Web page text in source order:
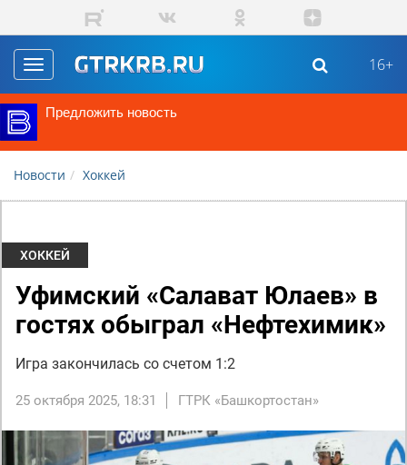
Перейти к основному содержанию
Toggle
navigation
16+
Предложить новость
Новости Хоккей
ХОККЕЙ
Уфимский «Салават Юлаев» в
гостях обыграл «Нефтехимик»
Игра закончилась со счетом 1:2
25 октября 2025, 18:31 ГТРК «Башкортостан»